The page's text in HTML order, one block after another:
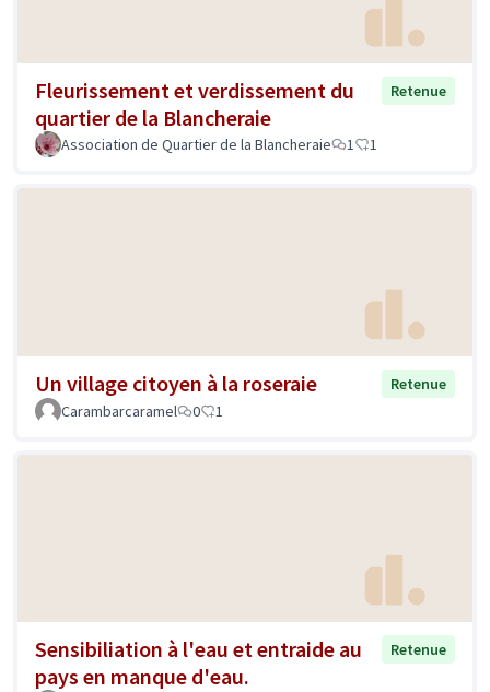
Fleurissement et verdissement du
quartier de la Blancheraie
Retenue
Association de Quartier de la Blancheraie 1 1
Un village citoyen à la roseraie
Retenue
Carambarcaramel
0 1
Sensibiliation à l'eau et entraide au
pays en manque d'eau.
Retenue